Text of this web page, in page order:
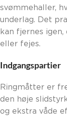
svømmehaller,
underlag. Det
kan fjernes
eller fejes.
Indgangspartier
Ringmåtter er
den høje
og ekstra våde